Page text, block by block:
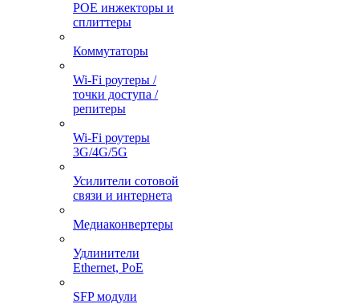
POE инжекторы и
сплиттеры
Коммутаторы
Wi-Fi роутеры /
точки доступа /
репитеры
Wi-Fi роутеры
3G/4G/5G
Усилители сотовой
связи и интернета
Медиаконвертеры
Удлинители
Ethernet, PoE
SFP модули